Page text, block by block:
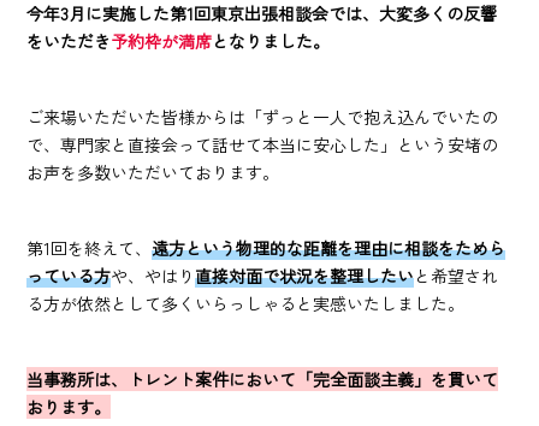
今年3月に実施した第1回東京出張相談会では、大変多くの反響
をいただき予約枠が満席となりました。
ご来場いただいた皆様からは「ずっと一人で抱え込んでいたの
で、専門家と直接会って話せて本当に安心した」という安堵の
お声を多数いただいております。
第1回を終えて、 遠方という物理的な距離を理由に相談をためら
っている方や、やはり 直接対面で状況を整理したいと希望され
る方が依然として多くいらっしゃると実感いたしました。
当事務所は、トレント案件において「完全面談主義」を貫いて
おります。